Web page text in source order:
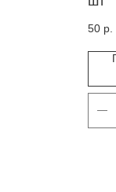
50 р.